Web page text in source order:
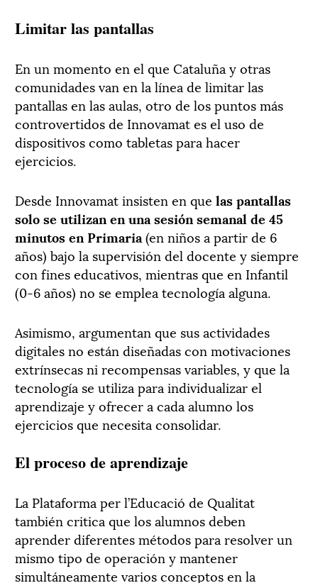
Limitar las pantallas
En un momento en el que Cataluña y otras
comunidades van en la línea de limitar las
pantallas en las aulas, otro de los puntos más
controvertidos de Innovamat es el uso de
dispositivos como tabletas para hacer
ejercicios.
Desde Innovamat insisten en que las pantallas
solo se utilizan en una sesión semanal de 45
minutos en Primaria (en niños a partir de 6
años) bajo la supervisión del docente y siempre
con fines educativos, mientras que en Infantil
(0-6 años) no se emplea tecnología alguna.
Asimismo, argumentan que sus actividades
digitales no están diseñadas con motivaciones
extrínsecas ni recompensas variables, y que la
tecnología se utiliza para individualizar el
aprendizaje y ofrecer a cada alumno los
ejercicios que necesita consolidar.
El proceso de aprendizaje
La Plataforma per l’Educació de Qualitat
también critica que los alumnos deben
aprender diferentes métodos para resolver un
mismo tipo de operación y mantener
simultáneamente varios conceptos en la